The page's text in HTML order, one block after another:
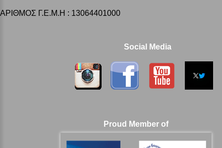
ΑΡΙΘΜΟΣ Γ.Ε.Μ.Η : 13064401000
Social Media
Proud Member of